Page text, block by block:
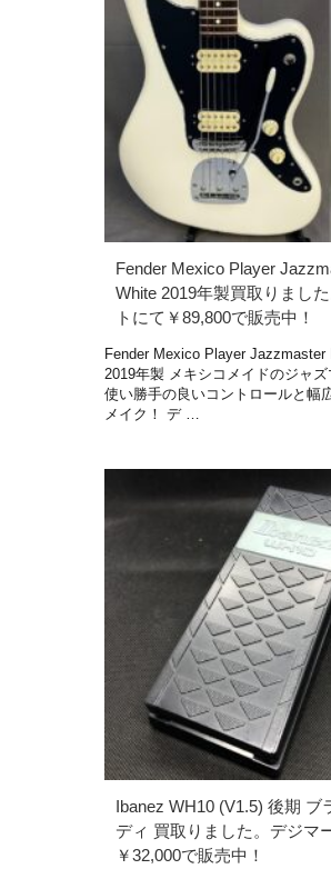
Fender Mexico Player
White 2019年製買取りまし
トにて￥89,800で販売中！
Fender Mexico Player Jazzmaster
2019年製 メキシコメイドのジャズ
使い勝手の良いコントロールと幅
メイク！ デ …
Ibanez WH10 (V1.5) 後期 ブ
ディ 買取りました。デジマ
￥32,000で販売中！